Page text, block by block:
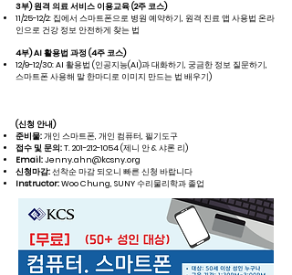
3부) 원격 의료 서비스 이용교육 (2주 코스)
11/25-12/2: 집에서 스마트폰으로 병원 예약하기, 원격 진료 앱 사용법 온라
인으로 건강 정보 안전하게 찾는 법
4부) AI 활용법 과정 (4주 코스)
12/9-12/30: AI 활용법 (인공지능(AI)과 대화하기, 궁금한 정보 질문하기,
스마트폰 사용해 말 한마디로 이미지 만드는 법 배우기)
(신청 안내)
준비물:개인 스마트폰, 개인 컴퓨터, 필기도구
접수 및 문의:T.201-212-1054(제니 안 & 샤론 리)
Email:Jenny.ahn@kcsny.org
신청마감:선착순 마감 되오니 빠른 신청 바랍니다
Instructor:Woo Chung, SUNY 수리물리학과 졸업